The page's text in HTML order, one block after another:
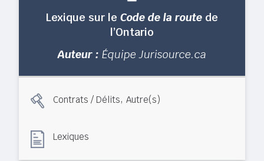
Lexique sur leCode de la route de
l’Ontario
Auteur : Équipe Jurisource.ca
Contrats / Délits,Autre(s)
Lexiques